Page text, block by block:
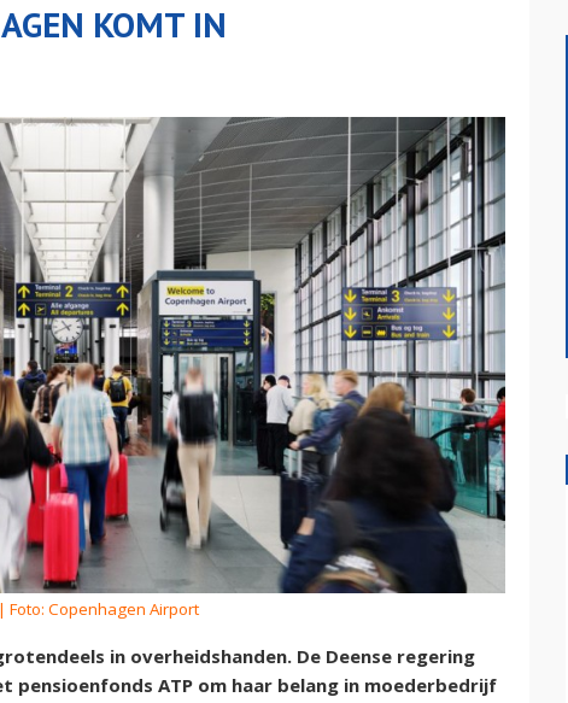
KOMT IN
| Foto: Copenhagen Airport
in overheidshanden. De Deense regering
ATP om haar belang in moederbedrijf